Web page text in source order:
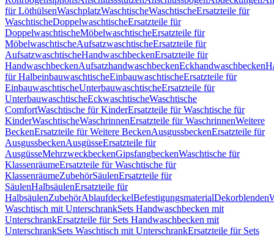
für LöthülsenWaschplatzWaschtischeWaschtischeErsatzteile für
WaschtischeDoppelwaschtischeErsatzteile für
DoppelwaschtischeMöbelwaschtischeErsatzteile für
MöbelwaschtischeAufsatzwaschtischeErsatzteile für
AufsatzwaschtischeHandwaschbeckenErsatzteile für
HandwaschbeckenAufsatzhandwaschbeckenEckhandwaschbecken
für HalbeinbauwaschtischeEinbauwaschtischeErsatzteile für
EinbauwaschtischeUnterbauwaschtischeErsatzteile für
UnterbauwaschtischeEckwaschtischeWaschtische
ComfortWaschtische für KinderErsatzteile für Waschtische für
KinderWaschtischeWaschrinnenErsatzteile für WaschrinnenWeitere
BeckenErsatzteile für Weitere BeckenAusgussbeckenErsatzteile für
AusgussbeckenAusgüsseErsatzteile für
AusgüsseMehrzweckbeckenGipsfangbeckenWaschtische für
KlassenräumeErsatzteile für Waschtische für
KlassenräumeZubehörSäulenErsatzteile für
SäulenHalbsäulenErsatzteile für
HalbsäulenZubehörAblaufdeckelBefestigungsmaterialDekorblenden
Waschtisch mit UnterschrankSets Handwaschbecken mit
UnterschrankErsatzteile für Sets Handwaschbecken mit
UnterschrankSets Waschtisch mit UnterschrankErsatzteile für Sets